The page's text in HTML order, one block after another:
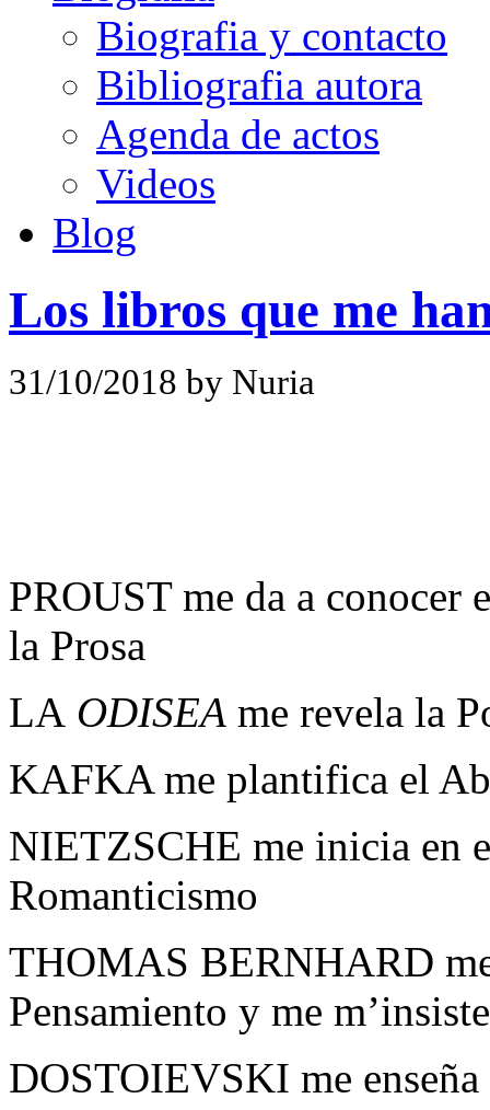
Biografia y contacto
Bibliografia autora
Agenda de actos
Videos
Blog
Los libros que me
31/10/2018 by Nuria
PROUST me da a conocer
la Prosa
LA ODISEA me revela la
KAFKA me plantifica el
NIETZSCHE me inicia en
Romanticismo
THOMAS BERNHARD
Pensamiento y me
DOSTOIEVSKI me